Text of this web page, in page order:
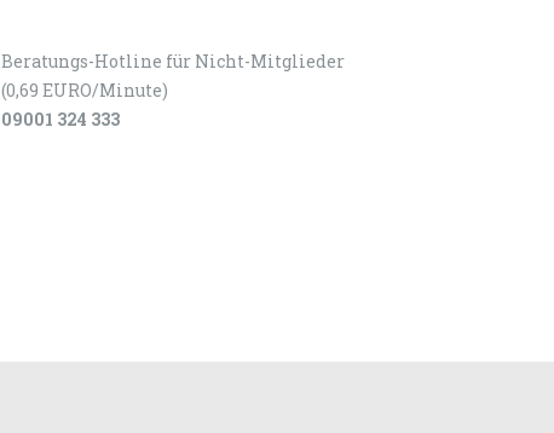
Beratungs-Hotline für Nicht-Mitglieder
(0,69 EURO/Minute)
09001 324 333